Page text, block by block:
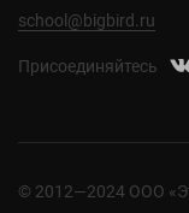
school@bigbird.ru
Присоединяйтесь
© 2012—2024 ООО